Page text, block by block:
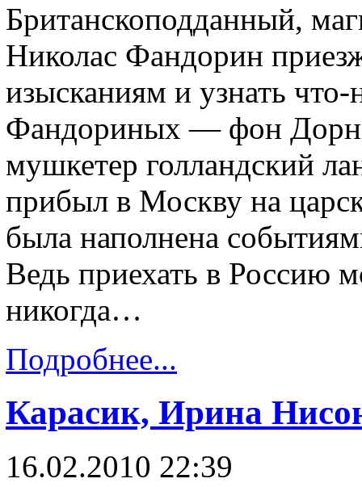
Британскоподданный,
Николас Фандорин
изысканиям и узнать
Фандориных — фон
мушкетер голландский
прибыл в Москву на
была наполнена
Ведь приехать в Россию
никогда…
Подробнее...
Карасик, Ирина
16.02.2010 22:39